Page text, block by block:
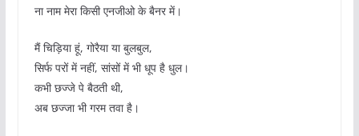
ना नाम मेरा किसी एनजीओ के बैनर में।
मैं चिड़िया हूं, गोरैया या बुलबुल,
सिर्फ परों में नहीं, सांसों में भी धूप है धुल।
कभी छज्जे पे बैठती थी,
अब छज्जा भी गरम तवा है।